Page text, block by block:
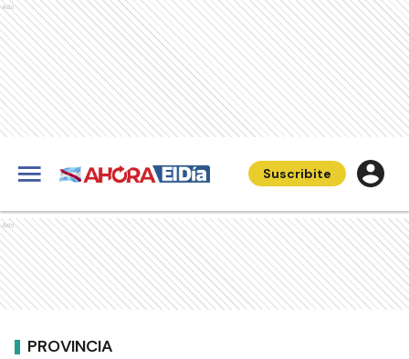
Ads
Suscribite
Ads
PROVINCIA